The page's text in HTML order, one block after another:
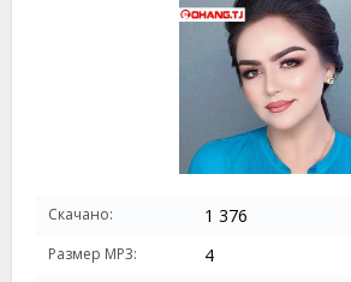
Скачано: 1 376
Размер MP3: 4